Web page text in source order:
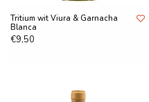
Tritium wit Viura & Garnacha
Blanca
€9,50